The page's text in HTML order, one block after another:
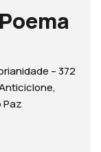
– 372
Paz